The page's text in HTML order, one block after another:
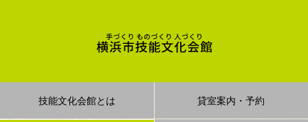
技能文化会館とは 貸室案内・予約